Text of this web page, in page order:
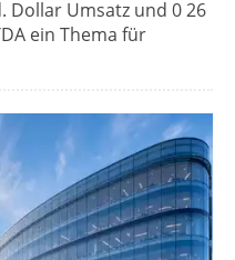
Dollar Umsatz und 0 26
ein Thema für